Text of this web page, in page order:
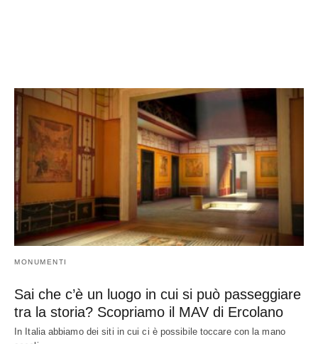
MONUMENTI
Sai che c’è un luogo in cui si può passeggiare
tra la storia? Scopriamo il MAV di Ercolano
In Italia abbiamo dei siti in cui ci è possibile toccare con la mano